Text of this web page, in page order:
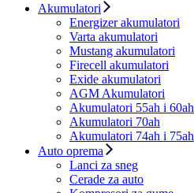
Akumulatori
Energizer akumulatori
Varta akumulatori
Mustang akumulatori
Firecell akumulatori
Exide akumulatori
AGM Akumulatori
Akumulatori 55ah i 60ah
Akumulatori 70ah
Akumulatori 74ah i 75ah
Auto oprema
Lanci za sneg
Cerade za auto